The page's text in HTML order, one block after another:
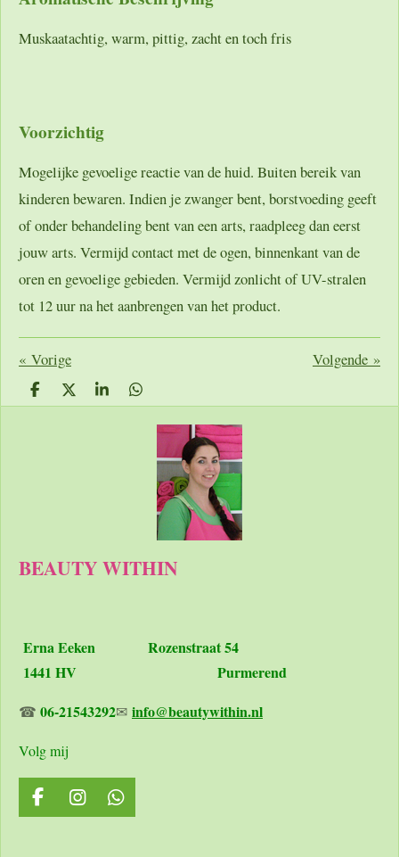
Muskaatachtig, warm, pittig, zacht en toch fris
Voorzichtig
Mogelijke gevoelige reactie van de huid. Buiten bereik van
kinderen bewaren. Indien je zwanger bent, borstvoeding geeft
of onder behandeling bent van een arts, raadpleeg dan eerst
jouw arts. Vermijd contact met de ogen, binnenkant van de
oren en gevoelige gebieden. Vermijd zonlicht of UV-stralen
tot 12 uur na het aanbrengen van het product.
« Vorige Volgende »
D
e
D
e
S
h
D
e
BEAUTY WITHIN
Erna Eeken Rozenstraat 54
1441 HV Purmerend
☎ 06-21543292✉ info@beautywithin.nl
Volg mij
F
a
I
n
W
h